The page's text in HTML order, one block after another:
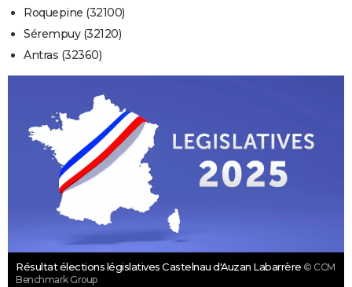
Roquepine (32100)
Sérempuy (32120)
Antras (32360)
Résultat élections législatives Castelnau d'Auzan Labarrère © CCM
Benchmark Group